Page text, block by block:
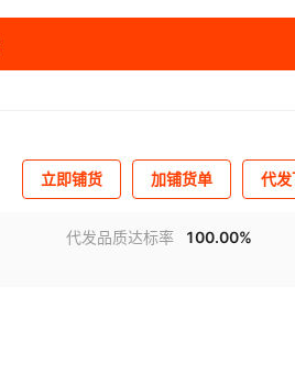
立即铺货 加铺货单 代
代发品质达标率
100.00%